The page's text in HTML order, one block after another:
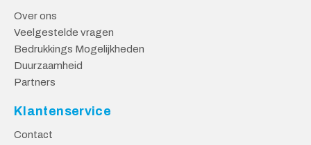
Over ons
Veelgestelde vragen
Bedrukkings Mogelijkheden
Duurzaamheid
Partners
Klantenservice
Contact